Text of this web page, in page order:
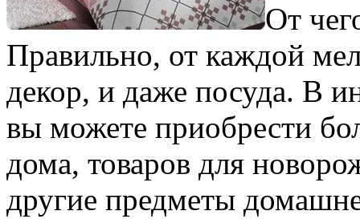
От
Правильно, от каждой
декор, и даже посуда. В
вы можете приобрести
дома, товаров для
другие предметы